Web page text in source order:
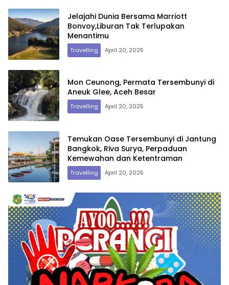
Jelajahi Dunia Bersama Marriott
Bonvoy,Liburan Tak Terlupakan
Menantimu
Travelling April 20, 2025
Mon Ceunong, Permata Tersembunyi di
Aneuk Glee, Aceh Besar
Travelling April 20, 2025
Temukan Oase Tersembunyi di Jantung
Bangkok, Riva Surya, Perpaduan
Kemewahan dan Ketentraman
Travelling April 20, 2025